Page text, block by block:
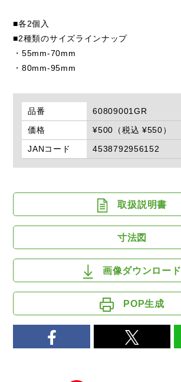
■各2個入
■2種類のサイズラインナップ
・55mm-70mm
・80mm-95mm
品番
60809001GR
価格
¥500（税込 ¥550）
JANコード
4538792956152
取扱説明書
寸法図
画像ダウンロード
POP生成